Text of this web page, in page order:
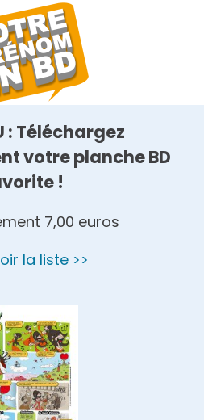
: Téléchargez
votre planche BD
!
7,00 euros
la liste >>